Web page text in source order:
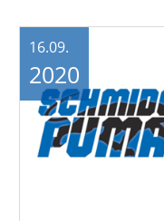
16.09.
2020